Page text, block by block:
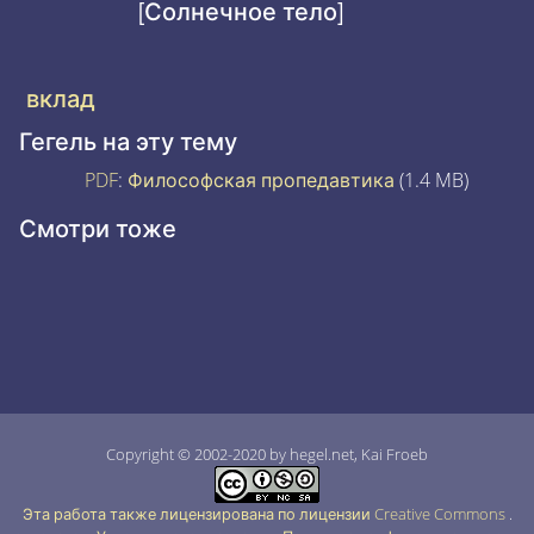
[Солнечное тело]
вклад
Гегель на эту тему
PDF: Философская пропедавтика (1.4 MB)
Смотри тоже
Copyright © 2002-2020 by hegel.net, Kai Froeb
Эта работа также лицензирована по лицензии Creative Commons .